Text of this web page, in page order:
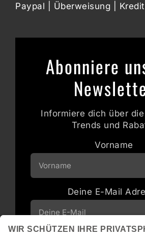
Paypal | Überweisung |
Abonniere
Informiere dich über
Trends und
Vorname
Deine E-Mail